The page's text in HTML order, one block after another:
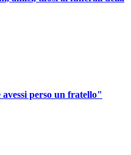
perso un fratello"